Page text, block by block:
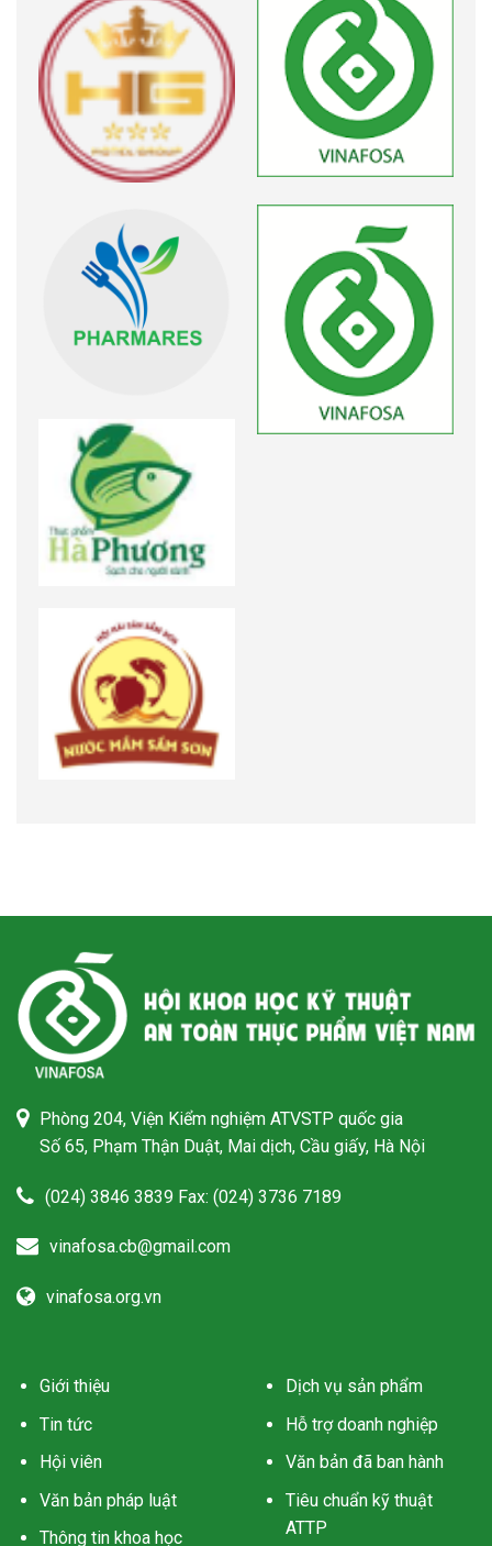
Phòng 204, Viện Kiểm nghiệm ATVSTP quốc gia
Số 65, Phạm Thận Duật, Mai dịch, Cầu giấy, Hà Nội
(024) 3846 3839 Fax: (024) 3736 7189
vinafosa.cb@gmail.com
vinafosa.org.vn
Giới thiệu
Tin tức
Hội viên
Văn bản pháp luật
Thông tin khoa học
Dịch vụ sản phẩm
Hỗ trợ doanh nghiệp
Văn bản đã ban hành
Tiêu chuẩn kỹ thuật
ATTP